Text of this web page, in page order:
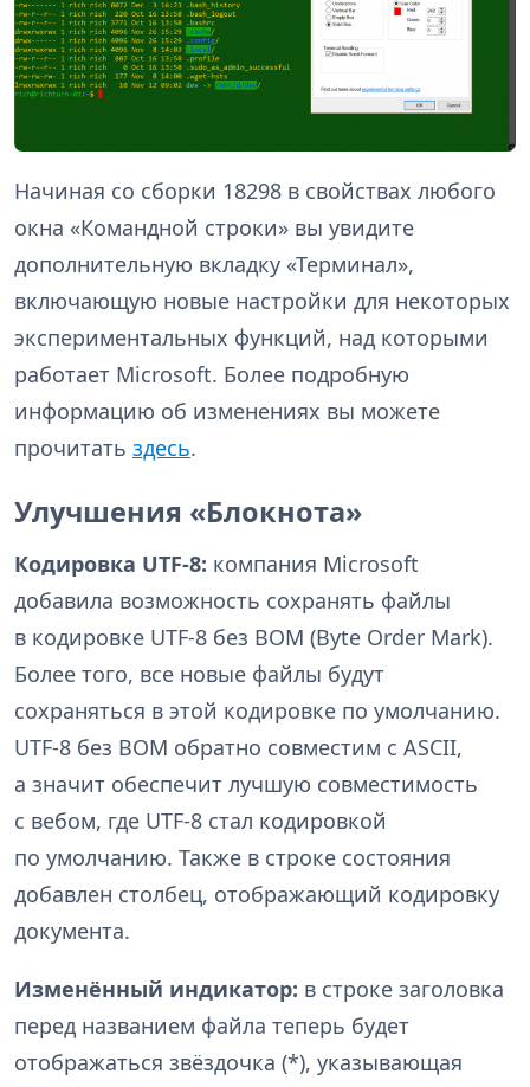
Начиная со сборки 18298 в свойствах любого
окна «Командной строки» вы увидите
дополнительную вкладку «Терминал»,
включающую новые настройки для некоторых
экспериментальных функций, над которыми
работает Microsoft. Более подробную
информацию об изменениях вы можете
прочитать здесь.
Улучшения «Блокнота»
Кодировка UTF-8: компания Microsoft
добавила возможность сохранять файлы
в кодировке UTF-8 без BOM (Byte Order Mark).
Более того, все новые файлы будут
сохраняться в этой кодировке по умолчанию.
UTF-8 без BOM обратно совместим с ASCII,
а значит обеспечит лучшую совместимость
с вебом, где UTF-8 стал кодировкой
по умолчанию. Также в строке состояния
добавлен столбец, отображающий кодировку
документа.
Изменённый индикатор: в строке заголовка
перед названием файла теперь будет
отображаться звёздочка (*), указывающая